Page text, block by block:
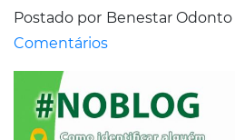
Tratamentos
Dicas
Postado por Benestar
Comentários